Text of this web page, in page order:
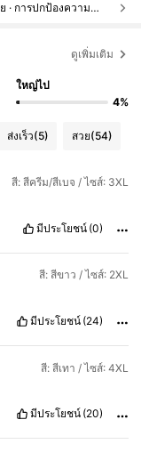
มีบริการเก็บเงินปลายทาง · การชำระเงินที่ปลอดภัย · การปกป้องความเป็นส่วนตัว
ดูเพิ่มเติม
ใหญ่ไป
4%
ส่งเร็ว(5) สวย(54)
สี: สีครีม/สีเบจ / ไซส์: 3XL
มีประโยชน์ (0)
สี: สีขาว / ไซส์: 2XL
มีประโยชน์ (24)
สี: สีเทา / ไซส์: 4XL
มีประโยชน์ (20)